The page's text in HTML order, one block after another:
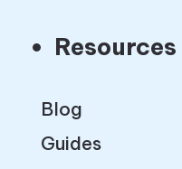
Resources
Blog
Guides